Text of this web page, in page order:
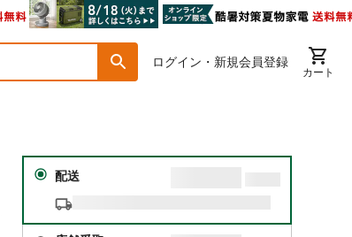
ログイン・新規会員登録
カート
配送